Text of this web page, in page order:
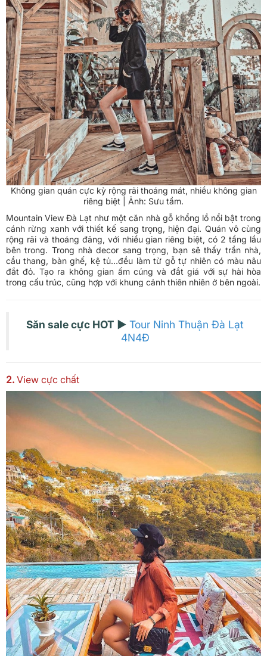
Không gian quán cực kỳ rộng rãi thoáng mát, nhiều không gian
riêng biệt | Ảnh: Sưu tầm.
Mountain View Đà Lạt như một căn nhà gỗ khổng lồ nổi bật trong
cánh rừng xanh với thiết kế sang trọng, hiện đại. Quán vô cùng
rộng rãi và thoáng đãng, với nhiều gian riêng biệt, có 2 tầng lầu
bên trong. Trong nhà decor sang trọng, bạn sẽ thấy trần nhà,
cầu thang, bàn ghế, kệ tủ…đều làm từ gỗ tự nhiên có màu nâu
đắt đỏ. Tạo ra không gian ấm cúng và đắt giá với sự hài hòa
trong cấu trúc, cũng hợp với khung cảnh thiên nhiên ở bên ngoài.
Săn sale cực HOT ► Tour Ninh Thuận Đà Lạt
4N4Đ
2. View cực chất